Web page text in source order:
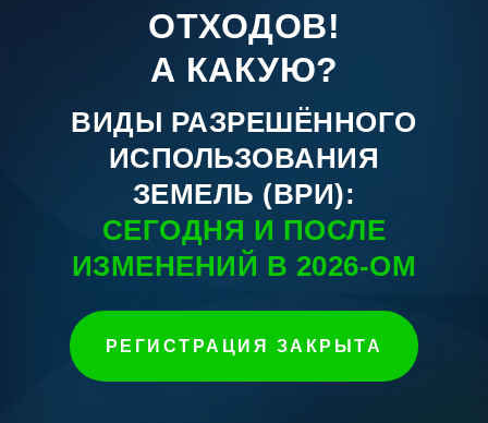
ОТХОДОВ!
А КАКУЮ?
ВИДЫ РАЗРЕШЁННОГО
ИСПОЛЬЗОВАНИЯ
ЗЕМЕЛЬ (ВРИ):
СЕГОДНЯ И ПОСЛЕ
ИЗМЕНЕНИЙ В 2026-ОМ
РЕГИСТРАЦИЯ ЗАКРЫТА